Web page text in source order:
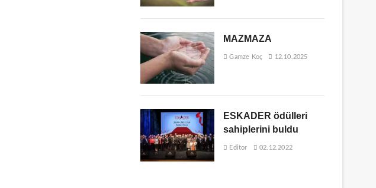
MAZMAZA
Gamze Koç 12.10.2025
ESKADER ödülleri
sahiplerini buldu
Editor 02.12.2022